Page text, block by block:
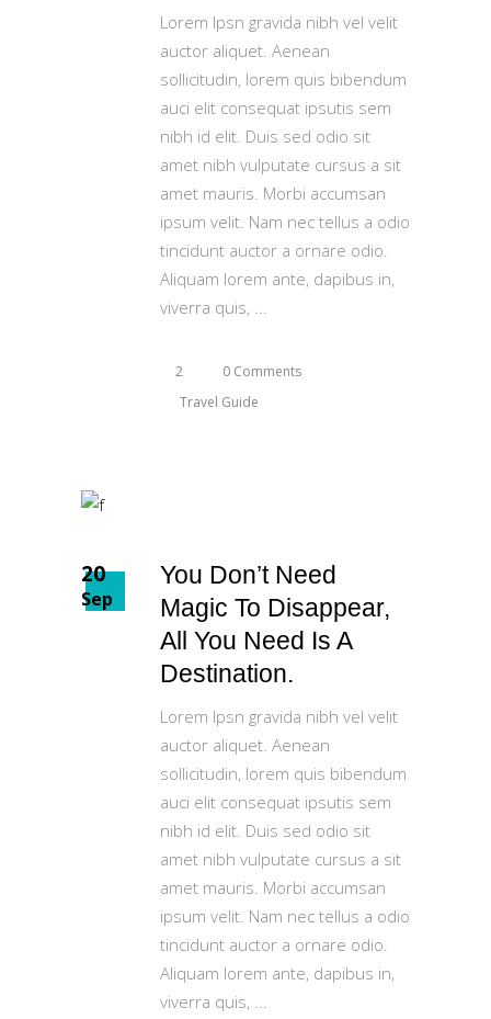
Lorem Ipsn gravida nibh vel velit
auctor aliquet. Aenean
sollicitudin, lorem quis bibendum
auci elit consequat ipsutis sem
nibh id elit. Duis sed odio sit
amet nibh vulputate cursus a sit
amet mauris. Morbi accumsan
ipsum velit. Nam nec tellus a odio
tincidunt auctor a ornare odio.
Aliquam lorem ante, dapibus in,
viverra quis,
2
0 Comments
Travel Guide
20
Sep
You Don’t Need
Magic To Disappear,
All You Need Is A
Destination.
Lorem Ipsn gravida nibh vel velit
auctor aliquet. Aenean
sollicitudin, lorem quis bibendum
auci elit consequat ipsutis sem
nibh id elit. Duis sed odio sit
amet nibh vulputate cursus a sit
amet mauris. Morbi accumsan
ipsum velit. Nam nec tellus a odio
tincidunt auctor a ornare odio.
Aliquam lorem ante, dapibus in,
viverra quis,